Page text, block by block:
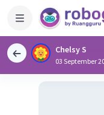
Chelsy S
03 September